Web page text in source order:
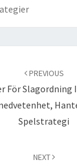
PREVIOUS
För Slagordning
Spelstrategi
NEXT